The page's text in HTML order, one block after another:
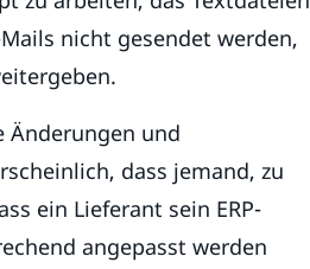
nicht gesendet werden,
Änderungen und
dass jemand, zu
ein Lieferant sein ERP-
angepasst werden